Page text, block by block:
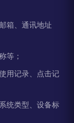
箱、通讯地址
等；
用记录、点击记
统类型、设备标